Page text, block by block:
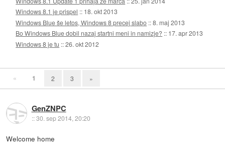
Windows 8.1 je prispel :: 18. okt 2013
Windows Blue še letos, Windows 8 precej slabo ::8. maj 2013
Bo Windows Blue dobil nazaj startni meni in namizje? :: 17. apr 2013
Windows 8 je tu ::26. okt 2012
« 1 2 3 »
GenZNPC
::30. sep 2014, 20:20
Welcome home